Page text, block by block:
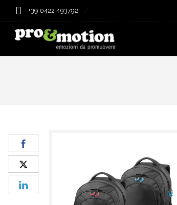
+39 0422 493792